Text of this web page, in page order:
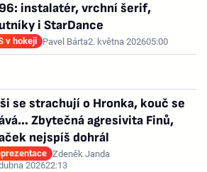
instalatér, vrchní šerif,
i StarDance
v hokeji Pavel Bárta2. května 202605:00
se strachují o Hronka, kouč se
Zbytečná agresivita Finů,
nejspíš dohrál
Zdeněk Janda
202622:13